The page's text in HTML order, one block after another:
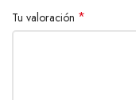
Tu valoración *